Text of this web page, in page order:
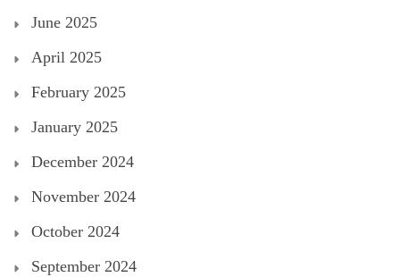
June 2025
April 2025
February 2025
January 2025
December 2024
November 2024
October 2024
September 2024